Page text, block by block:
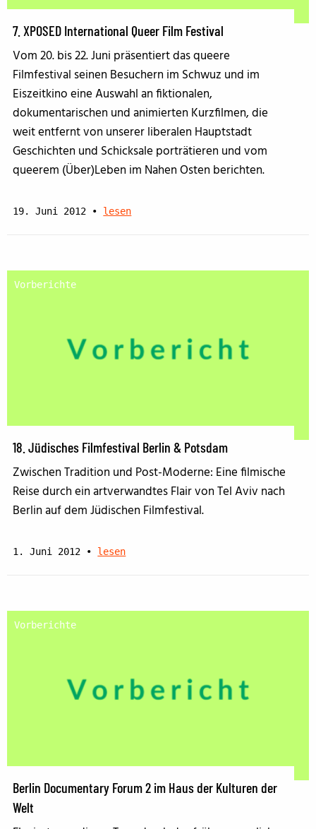
7. XPOSED International Queer Film Festival
Vom 20. bis 22. Juni präsentiert das queere
Filmfestival seinen Besuchern im Schwuz und im
Eiszeitkino eine Auswahl an fiktionalen,
dokumentarischen und animierten Kurzfilmen, die
weit entfernt von unserer liberalen Hauptstadt
Geschichten und Schicksale porträtieren und vom
queerem (Über)Leben im Nahen Osten berichten.
19. Juni 2012 • lesen
Vorberichte
18. Jüdisches Filmfestival Berlin & Potsdam
Zwischen Tradition und Post-Moderne: Eine filmische
Reise durch ein artverwandtes Flair von Tel Aviv nach
Berlin auf dem Jüdischen Filmfestival.
1. Juni 2012 • lesen
Vorberichte
Berlin Documentary Forum 2 im Haus der Kulturen der
Welt